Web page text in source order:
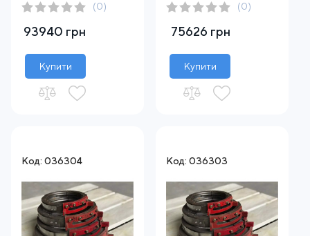
(0)
93940 грн
Купити
(0)
75626 грн
Купити
Код: 036304 Код: 036303